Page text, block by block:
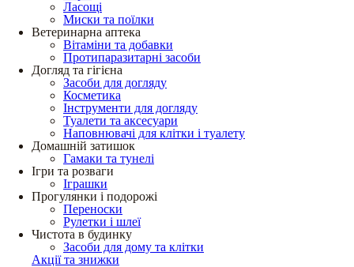
Ласощі
Миски та поїлки
Ветеринарна аптека
Вітаміни та добавки
Протипаразитарні засоби
Догляд та гігієна
Засоби для догляду
Косметика
Інструменти для догляду
Туалети та аксесуари
Наповнювачі для клітки і туалету
Домашній затишок
Гамаки та тунелі
Ігри та розваги
Іграшки
Прогулянки і подорожі
Переноски
Рулетки і шлеї
Чистота в будинку
Засоби для дому та клітки
Акції та знижки